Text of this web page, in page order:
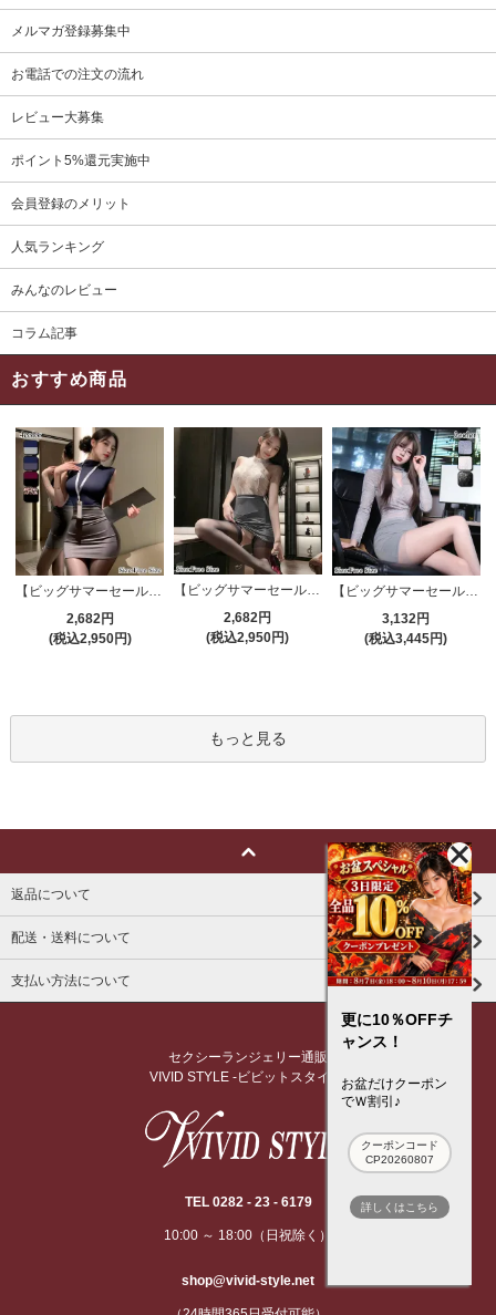
メルマガ登録募集中
お電話での注文の流れ
レビュー大募集
ポイント5%還元実施中
会員登録のメリット
人気ランキング
みんなのレビュー
コラム記事
おすすめ商品
【ビッグサマーセール対象品】セクシーコスプレ(SEXYCOSPLAY) 4421
2,682円
(税込2,950円)
【ビッグサマーセール対象品】セクシーコスプレ(SEXYCOSPLAY) 4191
2,682円
(税込2,950円)
【ビッグサマーセール対象品】セクシーコスプレ(SEXYCOSPLAY) 4173
3,132円
(税込3,445円)
もっと見る
返品について
配送・送料について
支払い方法について
セクシーランジェリー通販
VIVID STYLE -ビビットスタイル-
TEL 0282 - 23 - 6179
10:00 ～ 18:00（日祝除く）
shop@vivid-style.net
更に10％OFFチ
ャンス！
お盆だけクーポン
でＷ割引♪
クーポンコード
CP20260807
詳しくはこちら